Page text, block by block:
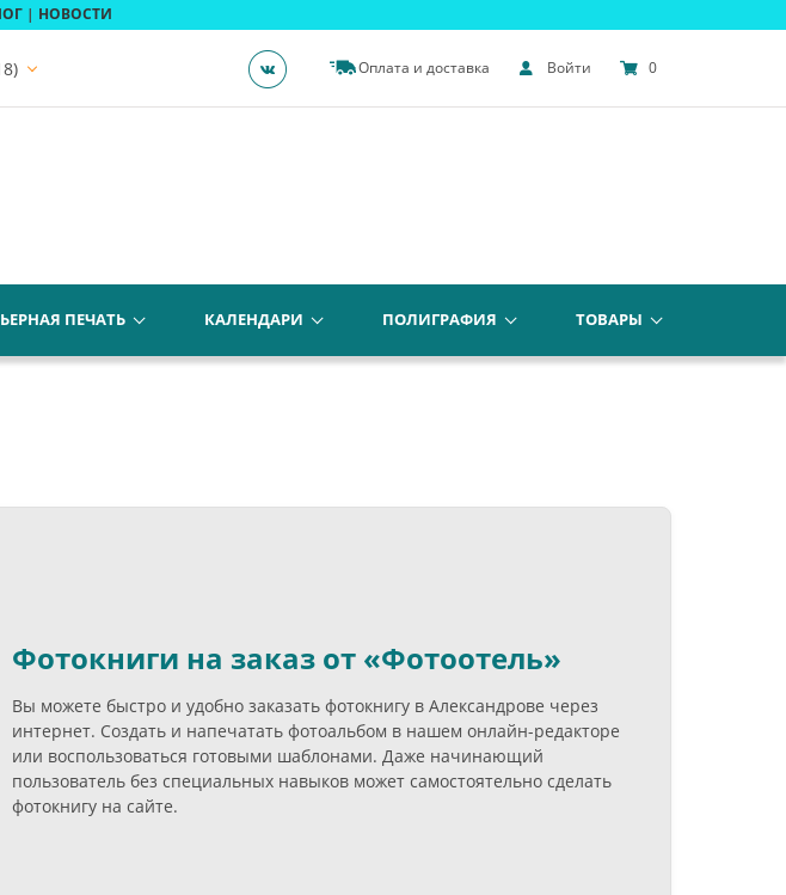
| НОВОСТИ
Оплата и доставка Войти 0
ПЕЧАТЬ КАЛЕНДАРИ ПОЛИГРАФИЯ ТОВАРЫ
Фотокниги на заказ от «Фотоотель»
Вы можете быстро и удобно заказать фотокнигу в Александрове через
интернет. Создать и напечатать фотоальбом в нашем онлайн-редакторе
или воспользоваться готовыми шаблонами. Даже начинающий
пользователь без специальных навыков может самостоятельно сделать
фотокнигу на сайте.